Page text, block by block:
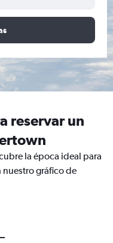
reservar un
la época ideal para
nuestro gráfico de